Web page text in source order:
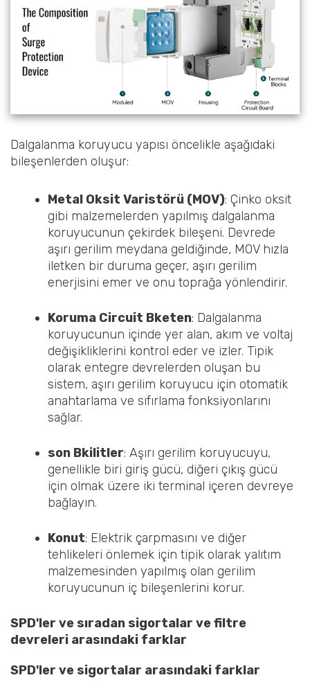
Dalgalanma koruyucu yapısı öncelikle aşağıdaki
bileşenlerden oluşur:
Metal Oksit Varistörü (MOV): Çinko oksit
gibi malzemelerden yapılmış dalgalanma
koruyucunun çekirdek bileşeni. Devrede
aşırı gerilim meydana geldiğinde, MOV hızla
iletken bir duruma geçer, aşırı gerilim
enerjisini emer ve onu toprağa yönlendirir.
Koruma Circuit Bketen: Dalgalanma
koruyucunun içinde yer alan, akım ve voltaj
değişikliklerini kontrol eder ve izler. Tipik
olarak entegre devrelerden oluşan bu
sistem, aşırı gerilim koruyucu için otomatik
anahtarlama ve sıfırlama fonksiyonlarını
sağlar.
son Bkilitler: Aşırı gerilim koruyucuyu,
genellikle biri giriş gücü, diğeri çıkış gücü
için olmak üzere iki terminal içeren devreye
bağlayın.
Konut: Elektrik çarpmasını ve diğer
tehlikeleri önlemek için tipik olarak yalıtım
malzemesinden yapılmış olan gerilim
koruyucunun iç bileşenlerini korur.
SPD'ler ve sıradan sigortalar ve filtre
devreleri arasındaki farklar
SPD'ler ve sigortalar arasındaki farklar